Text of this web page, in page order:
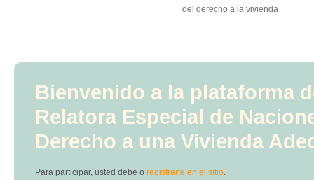
del derecho a la vivienda
Bienvenido a la plataforma
Relatora Especial de
Derecho a una Vivienda
Para participar, usted debe o registrarte en el sitio.